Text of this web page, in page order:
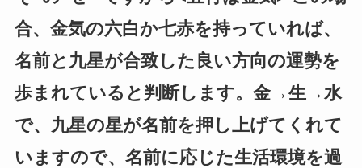
合、金気の六白か七赤を持っていれば、
名前と九星が合致した良い方向の運勢を
歩まれていると判断します。金→生→水
で、九星の星が名前を押し上げてくれて
いますので、名前に応じた生活環境を過